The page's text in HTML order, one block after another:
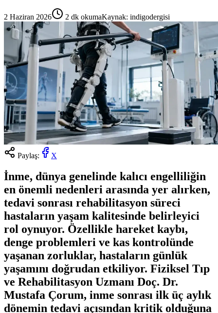
2 Haziran 2026 2 dk okumaKaynak: indigodergisi
Paylaş: X
İnme, dünya genelinde kalıcı engelliliğin
en önemli nedenleri arasında yer alırken,
tedavi sonrası rehabilitasyon süreci
hastaların yaşam kalitesinde belirleyici
rol oynuyor. Özellikle hareket kaybı,
denge problemleri ve kas kontrolünde
yaşanan zorluklar, hastaların günlük
yaşamını doğrudan etkiliyor. Fiziksel Tıp
ve Rehabilitasyon Uzmanı Doç. Dr.
Mustafa Çorum, inme sonrası ilk üç aylık
dönemin tedavi açısından kritik olduğuna